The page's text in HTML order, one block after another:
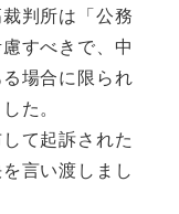
判所は「公務
すべきで、 中
場合に限られ
た。
て起訴された
言い渡しまし